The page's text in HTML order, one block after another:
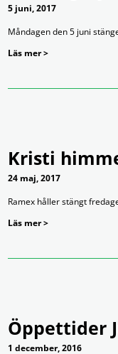
5 juni, 2017
Måndagen den 5 juni
Läs mer >
Kristi
24 maj, 2017
Ramex håller stängt
Läs mer >
Öppettider
1 december, 2016